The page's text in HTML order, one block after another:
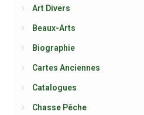
Art Divers
Beaux-Arts
Biographie
Cartes Anciennes
Catalogues
Chasse Pêche